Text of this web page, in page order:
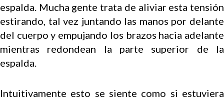
espalda. Mucha gente trata de aliviar esta tensión
estirando, tal vez juntando las manos por delante
del cuerpo y empujando los brazos hacia adelante
mientras redondean la parte superior de la
espalda.
Intuitivamente esto se siente como si estuviera